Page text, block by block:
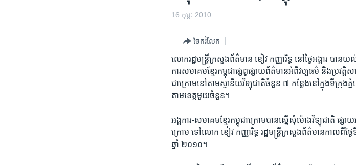
16 កុម្ភៈ 2010
ចែករំលែក
លោករដ្ឋមន្ត្រីក្រសួងព័ត៌មាន ខៀវ កញ្ញារិទ្ធ នៅថ្ងៃអង្គារ បានយ
ការសមាគមខ្មែរកម្ពុជាផ្សព្វផ្សាយព័ត៌មានអំពីវប្បធម៌ និងប្រវត្តិសាស្
ជាក្រោមនៅតាមស្ថានីយវិទ្យុជាតិចំនួន ៧ កន្លែងនៅក្នុងទីក្រុងភ្
តាមខេត្តមួយចំនួន។
អង្គការ-សមាគមខ្មែរកម្ពុជាក្រោមបានស្នើសុំម៉ោងវិទ្យុជាតិ ផ្សាយអំ
ក្រោម ទៅលោក ខៀវ កញ្ញារិទ្ធ រដ្ឋមន្ត្រីក្រសួងព័ត៌មានកាលពីថ្ង
ឆ្នាំ ២០១០។